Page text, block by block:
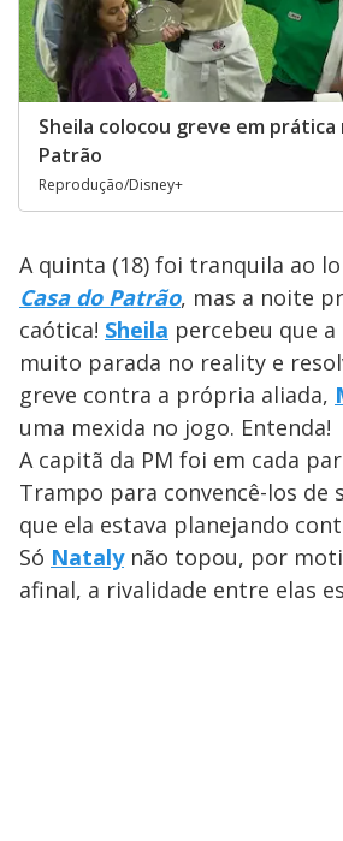
Sheila colocou greve em prática
Patrão
Reprodução/Disney+
A quinta (18) foi tranquila ao
Casa do Patrão, mas a noite
caótica! Sheila percebeu que
muito parada no reality e
greve contra a própria aliada,
uma mexida no jogo. Entenda!
A capitã da PM foi em cada
Trampo para convencê-los de
que ela estava planejando
Só Natalynão topou, por
afinal, a rivalidade entre elas